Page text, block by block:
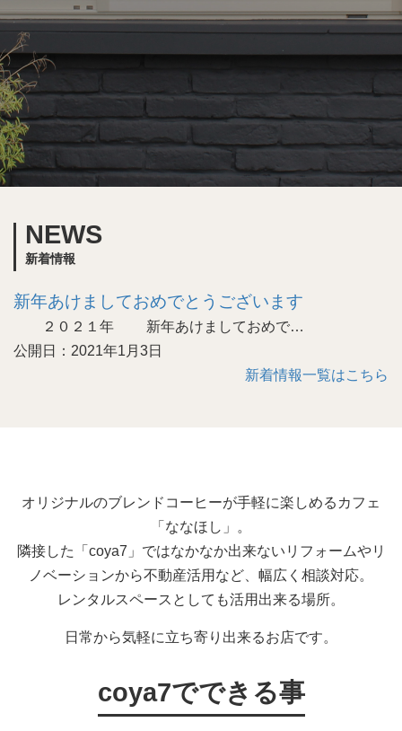
NEWS
新着情報
新年あけましておめでとうございます
２０２１年 新年あけましておめで…
公開日：2021年1月3日
新着情報一覧はこちら
オリジナルのブレンドコーヒーが手軽に楽しめるカフェ
「ななほし」。
隣接した「coya7」ではなかなか出来ないリフォームやリ
ノベーションから不動産活用など、幅広く相談対応。
レンタルスペースとしても活用出来る場所。
日常から気軽に立ち寄り出来るお店です。
coya7でできる事